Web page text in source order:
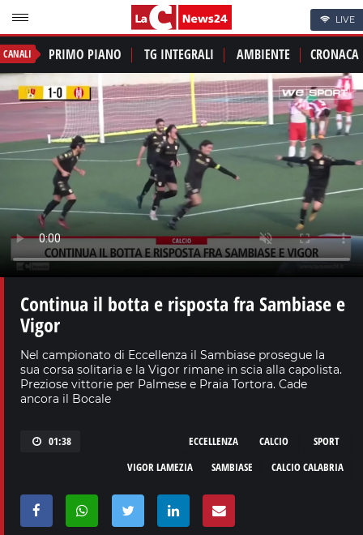
LIVE
CANALI PRIMO PIANO TG INTEGRALI AMBIENTE CRONACA
Continua il botta e risposta fra Sambiase e
Vigor
Nel campionato di Eccellenza il Sambiase prosegue la
sua corsa solitaria e la Vigor rimane in scia alla capolista.
Preziose vittorie per Palmese e Praia Tortora. Cade
ancora il Bocale
01:38 SPORT
CALCIO
ECCELLENZA
CALCIO CALABRIA
SAMBIASE
VIGOR LAMEZIA